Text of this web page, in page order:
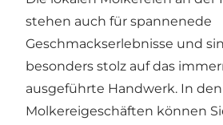
stehen auch für spannenede
Geschmackserlebnisse und
besonders stolz auf das
ausgeführte Handwerk. In den
Molkereigeschäften können